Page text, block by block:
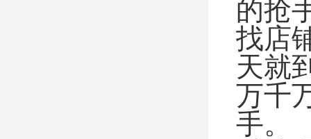
的抢
找店
天就
万千
手。